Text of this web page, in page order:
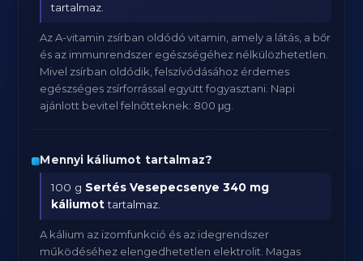
tartalmaz.
Az A-vitamin zsírban oldódó vitamin, amely a látás, a bőr
és az immunrendszer egészségéhez nélkülözhetetlen.
Mivel zsírban oldódik, felszívódásához érdemes
egészséges zsírforrással együtt fogyasztani. Napi
ajánlott bevitel felnőtteknek: 800 μg.
Mennyi káliumot tartalmaz?
100 g Sertés Vesepecsenye 340 mg
káliumottartalmaz.
A kálium az izomfunkció és az idegrendszer
működéséhez elengedhetetlen elektrolit. Magas